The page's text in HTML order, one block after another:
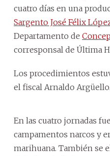
cuatro días en una
Sargento José Félix
Departamento de
corresponsal de Última
Los procedimientos
el fiscal Arnaldo Argüello.
En las cuatro jornadas
campamentos narcos y
marihuana. También se